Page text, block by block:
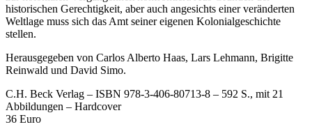
historischen Gerechtigkeit, aber auch angesichts einer veränderten
Weltlage muss sich das Amt seiner eigenen Kolonialgeschichte
stellen.
Herausgegeben von Carlos Alberto Haas, Lars Lehmann, Brigitte
Reinwald und David Simo.
C.H. Beck Verlag – ISBN 978-3-406-80713-8 – 592 S., mit 21
Abbildungen – Hardcover
36 Euro